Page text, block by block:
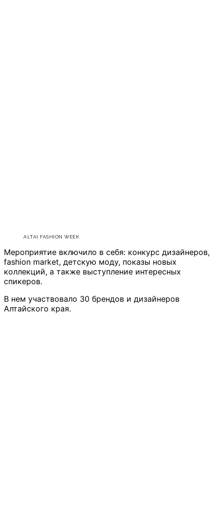
ALTAI FASHION WEEK
Мероприятие включило в себя: конкурс дизайнеров,
fashion market, детскую моду, показы новых
коллекций, а также выступление интересных
спикеров.
В нем участвовало 30 брендов и дизайнеров
Алтайского края.